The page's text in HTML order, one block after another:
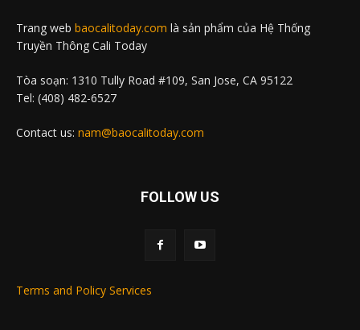
Trang web baocalitoday.com là sản phẩm của Hệ Thống
Truyền Thông Cali Today
Tòa soạn: 1310 Tully Road #109, San Jose, CA 95122
Tel: (408) 482-6527
Contact us: nam@baocalitoday.com
FOLLOW US
Terms and Policy Services